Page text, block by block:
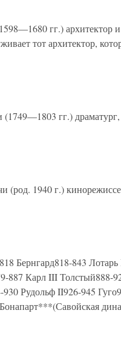
гг.) архитектор и
тот архитектор,
гг.) драматург,
(род. 1940 г.)
Бернгард818-843
887 Карл III Толстый888-
Рудольф II926-945